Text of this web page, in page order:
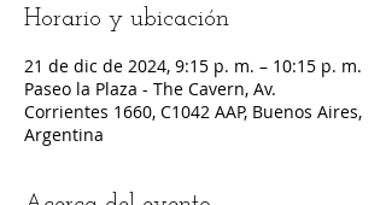
Horario y ubicación
21 de dic de 2024, 9:15 p. m. – 10:15 p. m.
Paseo la Plaza - The Cavern, Av.
Corrientes 1660, C1042 AAP, Buenos Aires,
Argentina